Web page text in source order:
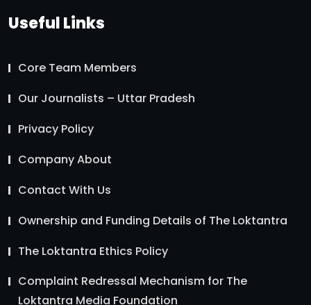
Useful Links
Core Team Members
Our Journalists – Uttar Pradesh
Privacy Policy
Company About
Contact With Us
Ownership and Funding Details of The Loktantra
The Loktantra Ethics Policy
Complaint Redressal Mechanism for The
Loktantra Media Foundation